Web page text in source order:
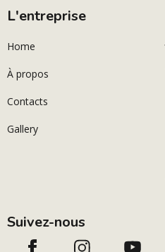
L'entreprise
Home
À propos
Contacts
Gallery
Suivez-nous